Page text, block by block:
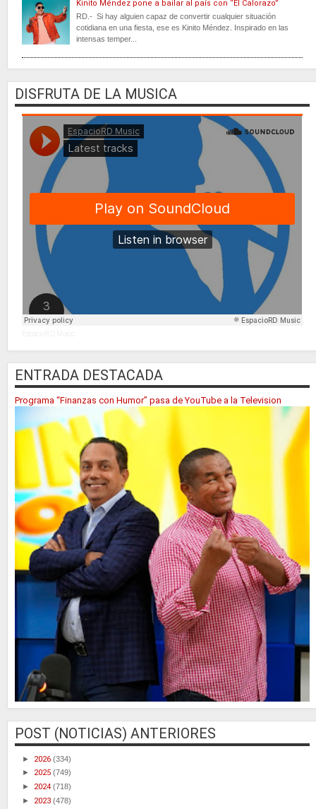
Kinito Méndez pone a bailar al país con “El Calorazo”
RD.- Si hay alguien capaz de convertir cualquier situación
cotidiana en una fiesta, ese es Kinito Méndez. Inspirado en las
intensas temper...
DISFRUTA DE LA MUSICA
ENTRADA DESTACADA
Programa “Finanzas con Humor” pasa de YouTube a la Television
POST (NOTICIAS) ANTERIORES
► 2026 (334)
► 2025 (749)
► 2024 (718)
► 2023 (478)